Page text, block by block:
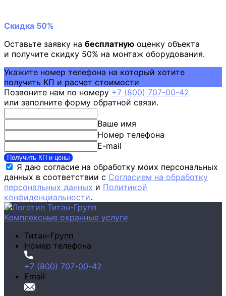
Скидка 50%
Оставьте заявку на бесплатную оценку объекта
и получите скидку 50% на монтаж оборудования.
Укажите номер телефона на который хотите
получить КП и расчет стоимости
Позвоните нам по номеру +7 (800) 707-00-42
или заполните форму обратной связи.
Ваше имя
Номер телефона
E-mail
Получить КП и цены
Я даю согласие на обработку моих персональных
данных в соответствии с Согласием на обработку
персональных данных и Политикой
конфиденциальности.
Комплексные охранные услуги
Титан-Групп
Номер телефона
+7 (800) 707-00-42
Email